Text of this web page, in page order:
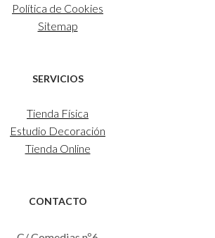
Política de Cookies
Sitemap
SERVICIOS
Tienda Física
Estudio Decoración
Tienda Online
CONTACTO